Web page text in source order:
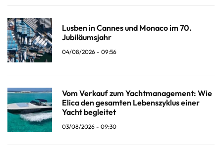
Lusben in Cannes und Monaco im 70.
Jubiläumsjahr
04/08/2026 - 09:56
Vom Verkauf zum Yachtmanagement: Wie
Elica den gesamten Lebenszyklus einer
Yacht begleitet
03/08/2026 - 09:30